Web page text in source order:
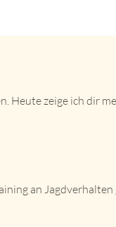
Heute zeige ich dir
an